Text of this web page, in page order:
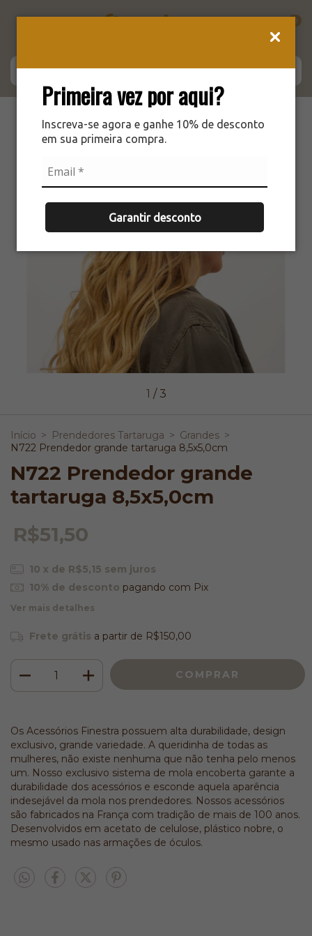
Primeira vez por aqui?
Inscreva-se agora e ganhe 10% de desconto
em sua primeira compra.
Garantir desconto
0
1 / 3
Início > Prendedores Tartaruga > Grandes >
N722 Prendedor grande tartaruga 8,5x5,0cm
N722 Prendedor grande
tartaruga 8,5x5,0cm
R$51,50
10 x de R$5,15 sem juros
10% de desconto pagando com Pix
Ver mais detalhes
Frete grátis a partir de R$150,00
Os Acessórios Finestra possuem alta durabilidade, design
exclusivo, grande variedade. A queridinha de todas as
mulheres, não existe nenhuma que não tenha pelo menos
um. Nosso exclusivo sistema de mola encoberta garante a
durabilidade dos acessórios e esconde aquela aparência
indesejável da mola nos prendedores. Nossos acessórios
são fabricados na França com tradição de mais de 100 anos.
Desenvolvidos em acetato de celulose, plástico nobre, o
mesmo usado nas armações de óculos.